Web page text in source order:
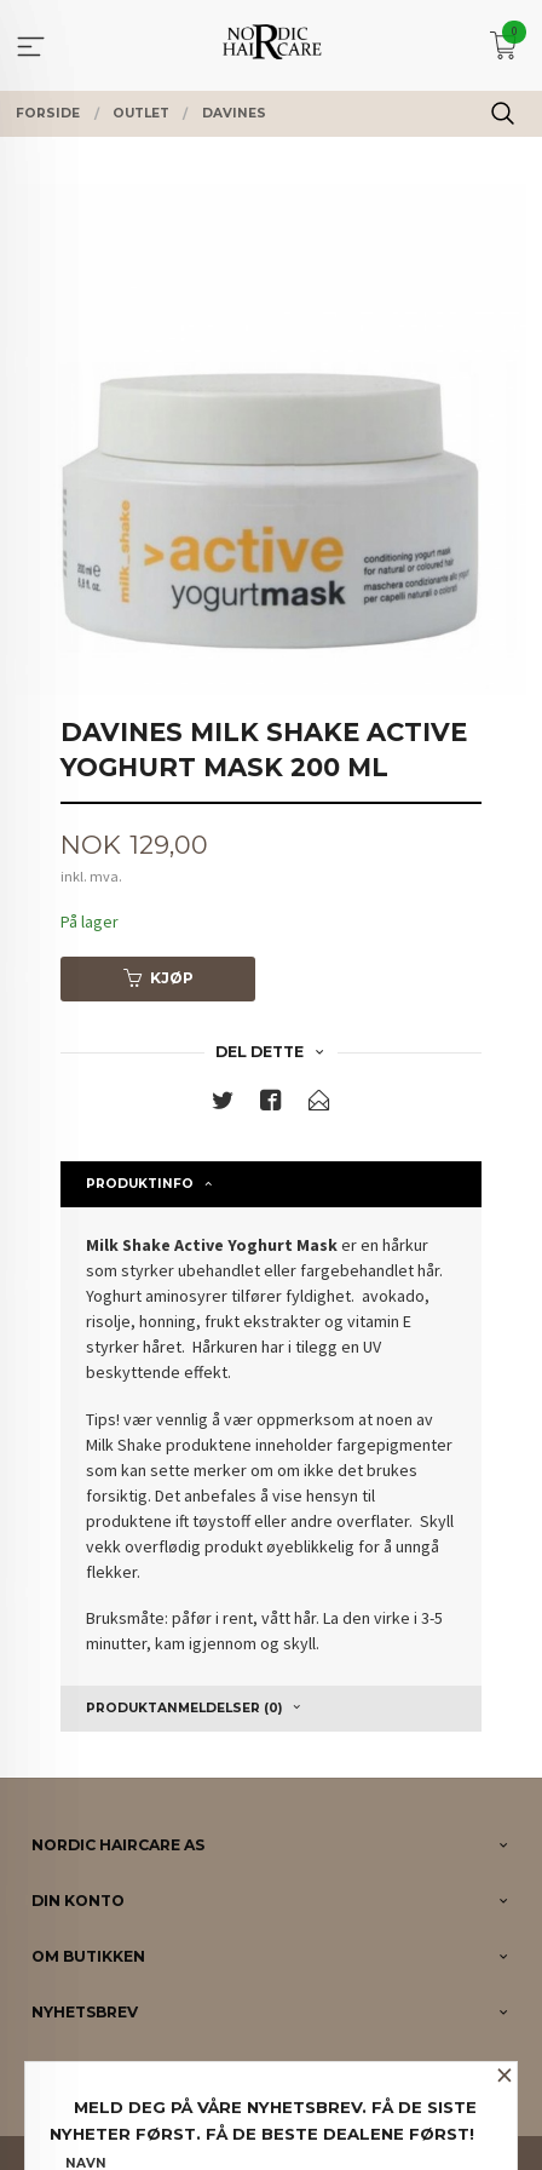
innholdet
0
FORSIDE OUTLET DAVINES
DAVINES MILK SHAKE ACTIVE
YOGHURT MASK 200 ML
Pris
NOK 129,00
inkl. mva.
På lager
KJØP
DEL DETTE
PRODUKTINFO
Milk Shake Active Yoghurt Masker en hårkur
som styrker ubehandlet eller fargebehandlet hår.
Yoghurt aminosyrer tilfører fyldighet. avokado,
risolje, honning, frukt ekstrakter og vitamin E
styrker håret. Hårkuren har i tilegg en UV
beskyttende effekt.
Tips! vær vennlig å vær oppmerksom at noen av
Milk Shake produktene inneholder fargepigmenter
som kan sette merker om om ikke det brukes
forsiktig. Det anbefales å vise hensyn til
produktene ift tøystoff eller andre overflater. Skyll
vekk overflødig produkt øyeblikkelig for å unngå
flekker.
Bruksmåte: påfør i rent, vått hår. La den virke i 3-5
minutter, kam igjennom og skyll.
PRODUKTANMELDELSER (0)
NORDIC HAIRCARE AS
DIN KONTO
OM BUTIKKEN
NYHETSBREV
PARTNERE
FRAKT
×
MELD DEG PÅ VÅRE NYHETSBREV. FÅ DE SISTE
NYHETER FØRST. FÅ DE BESTE DEALENE FØRST!
NAVN